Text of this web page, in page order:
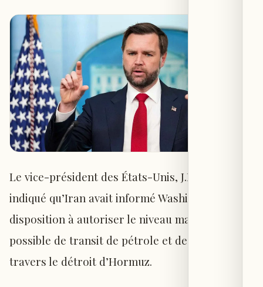
Le vice-président des États-Unis, J.D. Vance, a
indiqué qu’Iran avait informé Washington de sa
disposition à autoriser le niveau maximal
possible de transit de pétrole et de gaz à
travers le détroit d’Hormuz.